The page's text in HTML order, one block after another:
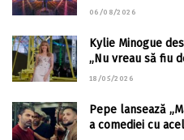
06/08/2026
Kylie Minogue
„Nu vreau să fiu
18/05/2026
Pepe lansează
a comediei cu